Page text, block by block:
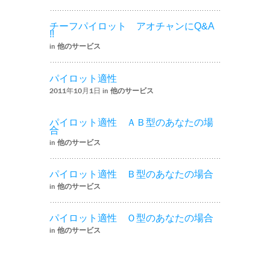
チーフパイロット アオチャンにQ&A
!!
in 他のサービス
パイロット適性
2011年10月1日 in 他のサービス
パイロット適性 ＡＢ型のあなたの場
合
in 他のサービス
パイロット適性 Ｂ型のあなたの場合
in 他のサービス
パイロット適性 Ｏ型のあなたの場合
in 他のサービス